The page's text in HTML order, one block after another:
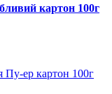
картон 100г